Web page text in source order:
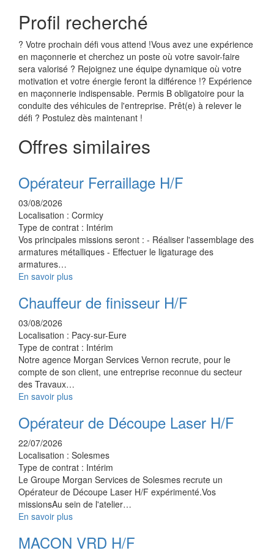
Profil recherché
? Votre prochain défi vous attend !Vous avez une expérience
en maçonnerie et cherchez un poste où votre savoir-faire
sera valorisé ? Rejoignez une équipe dynamique où votre
motivation et votre énergie feront la différence !? Expérience
en maçonnerie indispensable. Permis B obligatoire pour la
conduite des véhicules de l'entreprise. Prêt(e) à relever le
défi ? Postulez dès maintenant !
Offres similaires
Opérateur Ferraillage H/F
03/08/2026
Localisation : Cormicy
Type de contrat : Intérim
Vos principales missions seront : - Réaliser l'assemblage des
armatures métalliques - Effectuer le ligaturage des
armatures…
En savoir plus
Chauffeur de finisseur H/F
03/08/2026
Localisation : Pacy-sur-Eure
Type de contrat : Intérim
Notre agence Morgan Services Vernon recrute, pour le
compte de son client, une entreprise reconnue du secteur
des Travaux…
En savoir plus
Opérateur de Découpe Laser H/F
22/07/2026
Localisation : Solesmes
Type de contrat : Intérim
Le Groupe Morgan Services de Solesmes recrute un
Opérateur de Découpe Laser H/F expérimenté.Vos
missionsAu sein de l'atelier…
En savoir plus
MACON VRD H/F